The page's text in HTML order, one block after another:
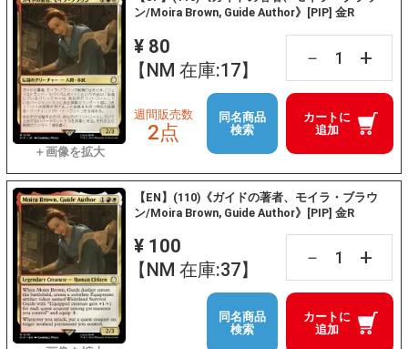
ン/Moira Brown, Guide Author》[PIP] 金R
¥ 80
【NM 在庫:17】
－ +
カートに
追加
週間販売数
2点
同名商品
検索
【EN】(110)《ガイドの著者、モイラ・ブラウ
ン/Moira Brown, Guide Author》[PIP] 金R
¥ 100
【NM 在庫:37】
－ +
カートに
追加
同名商品
検索